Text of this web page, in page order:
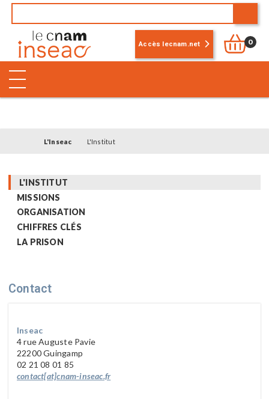
Accès lecnam.net 0
L'Inseac L'Institut
L'INSTITUT
MISSIONS
ORGANISATION
CHIFFRES CLÉS
LA PRISON
Contact
Inseac
4 rue Auguste Pavie
22200 Guingamp
02 21 08 01 85
contact[at]cnam-inseac.fr